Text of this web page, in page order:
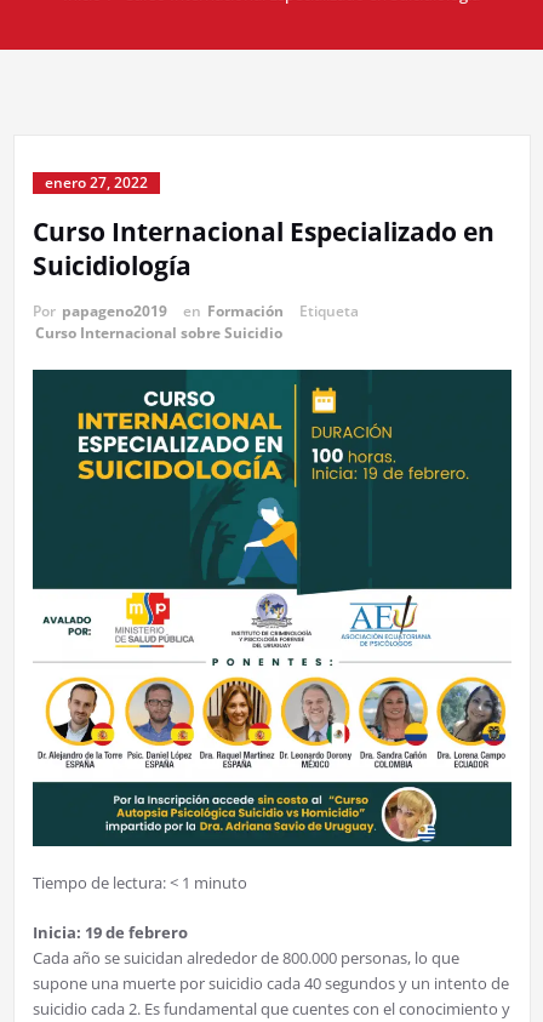
enero 27, 2022
Curso Internacional Especializado en
Suicidiología
Por papageno2019 en Formación
Etiqueta
Curso Internacional sobre Suicidio
Tiempo de lectura:< 1 minuto
Inicia: 19 de febrero
Cada año se suicidan alrededor de 800.000 personas, lo que
supone una muerte por suicidio cada 40 segundos y un intento de
suicidio cada 2. Es fundamental que cuentes con el conocimiento y